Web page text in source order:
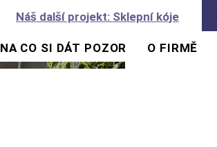
Náš další projekt: Sklepní kóje
NA CO SI DÁT POZOR O FIRMĚ